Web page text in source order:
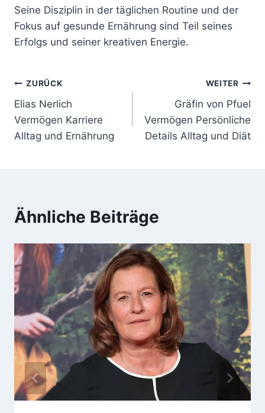
Seine Disziplin in der täglichen Routine und der
Fokus auf gesunde Ernährung sind Teil seines
Erfolgs und seiner kreativen Energie.
Beitragsnavigation
ZURÜCK
Elias Nerlich
Vermögen Karriere
Alltag und Ernährung
WEITER
Gräfin von Pfuel
Vermögen Persönliche
Details Alltag und Diät
Ähnliche Beiträge